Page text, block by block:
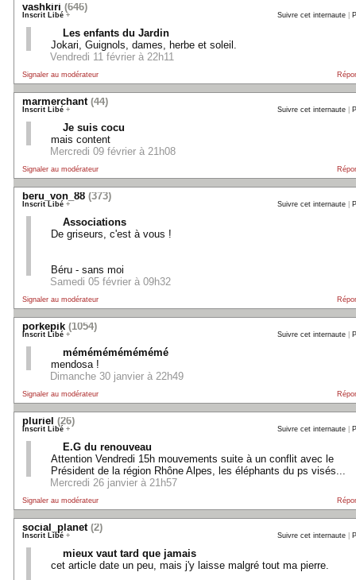
vashkiri (646)
Inscrit Libé + Suivre cet internaute
Les enfants du Jardin
Jokari, Guignols, dames, herbe et soleil.
Vendredi 11 février à 22h11
Signaler au modérateur
marmerchant(44)
Inscrit Libé + Suivre cet internaute
Je suis cocu
mais content
Mercredi 09 février à 21h08
Signaler au modérateur
beru_von_88 (373)
Inscrit Libé + Suivre cet internaute
Associations
De griseurs, c'est à vous !
Béru - sans moi
Samedi 05 février à 09h32
Signaler au modérateur
porkepik (1054)
Inscrit Libé + Suivre cet internaute
mémémémémémémé
mendosa !
Dimanche 30 janvier à 22h49
Signaler au modérateur
pluriel (26)
Inscrit Libé + Suivre cet internaute
E.G du renouveau
Attention Vendredi 15h mouvements suite à un conflit avec le
Président de la région Rhône Alpes, les éléphants du ps visés...
Mercredi 26 janvier à 21h57
Signaler au modérateur
social_planet(2)
Inscrit Libé + Suivre cet internaute
mieux vaut tard que jamais
cet article date un peu, mais j'y laisse malgré tout ma pierre.